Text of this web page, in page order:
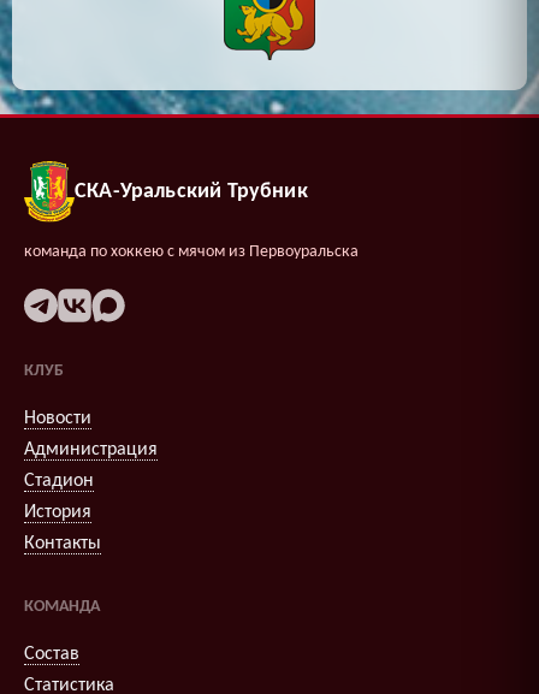
СКА-Уральский Трубник
команда по хоккею с мячом из Первоуральска
КЛУБ
Новости
Администрация
Стадион
История
Контакты
КОМАНДА
Состав
Статистика